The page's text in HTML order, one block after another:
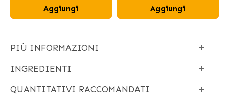
Aggiungi Aggiungi
PIÙ INFORMAZIONI
INGREDIENTI
QUANTITATIVI RACCOMANDATI